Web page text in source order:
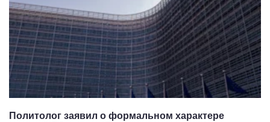
Политолог заявил о формальном характере